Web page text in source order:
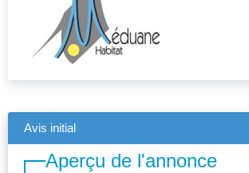
Avis initial
Aperçu de l'annonce